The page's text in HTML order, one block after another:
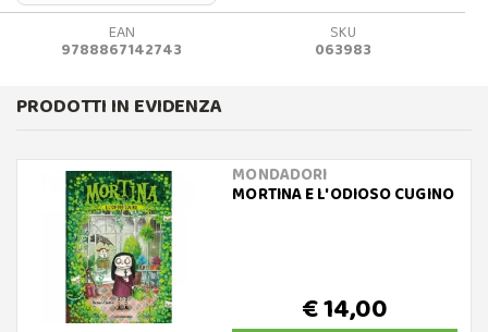
EAN
9788867142743
SKU
063983
PRODOTTI IN EVIDENZA
MONDADORI
MORTINA E L'ODIOSO CUGINO
€ 14,00